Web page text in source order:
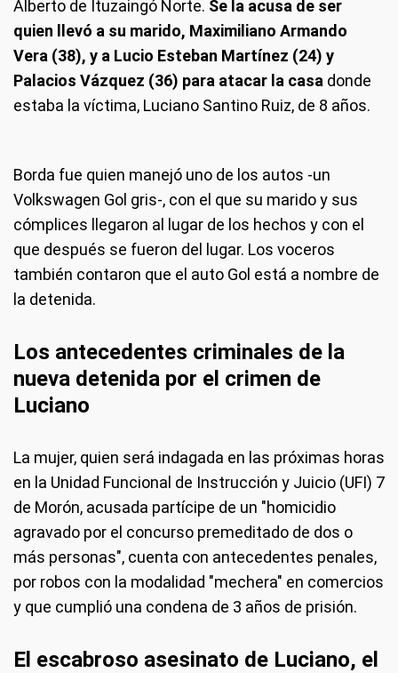
Alberto de Ituzaingó Norte. Se la acusa de ser
quien llevó a su marido, Maximiliano Armando
Vera (38), y a Lucio Esteban Martínez (24) y
Palacios Vázquez (36) para atacar la casa donde
estaba la víctima, Luciano Santino Ruiz, de 8 años.
Borda fue quien manejó uno de los autos -un
Volkswagen Gol gris-, con el que su marido y sus
cómplices llegaron al lugar de los hechos y con el
que después se fueron del lugar. Los voceros
también contaron que el auto Gol está a nombre de
la detenida.
Los antecedentes criminales de la
nueva detenida por el crimen de
Luciano
La mujer, quien será indagada en las próximas horas
en la Unidad Funcional de Instrucción y Juicio (UFI) 7
de Morón, acusada partícipe de un "homicidio
agravado por el concurso premeditado de dos o
más personas", cuenta con antecedentes penales,
por robos con la modalidad "mechera" en comercios
y que cumplió una condena de 3 años de prisión.
El escabroso asesinato de Luciano, el